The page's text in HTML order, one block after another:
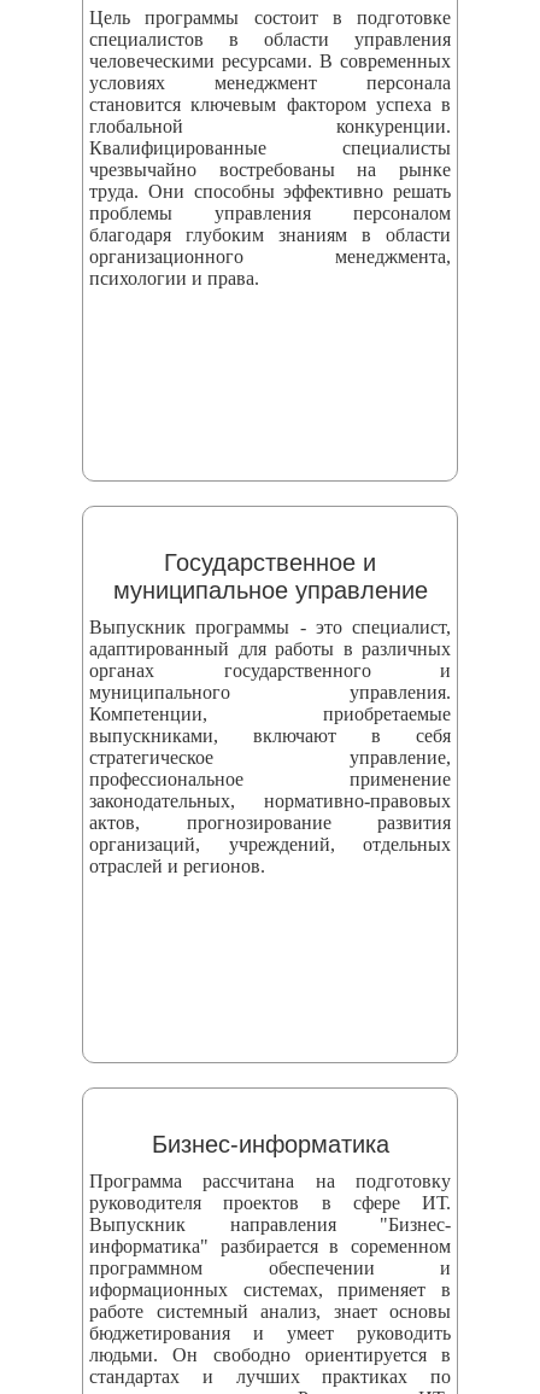
Цель программы состоит в подготовке
специалистов в области управления
человеческими ресурсами. В современных
условиях менеджмент персонала
становится ключевым фактором успеха в
глобальной конкуренции.
Квалифицированные специалисты
чрезвычайно востребованы на рынке
труда. Они способны эффективно решать
проблемы управления персоналом
благодаря глубоким знаниям в области
организационного менеджмента,
психологии и права.
Государственное и
муниципальное управление
Выпускник программы - это специалист,
адаптированный для работы в различных
органах государственного и
муниципального управления.
Компетенции, приобретаемые
выпускниками, включают в себя
стратегическое управление,
профессиональное применение
законодательных, нормативно-правовых
актов, прогнозирование развития
организаций, учреждений, отдельных
отраслей и регионов.
Бизнес-информатика
Программа рассчитана на подготовку
руководителя проектов в сфере ИТ.
Выпускник направления "Бизнес-
информатика" разбирается в соременном
программном обеспечении и
иформационных системах, применяет в
работе системный анализ, знает основы
бюджетирования и умеет руководить
людьми. Он свободно ориентируется в
стандартах и лучших практиках по